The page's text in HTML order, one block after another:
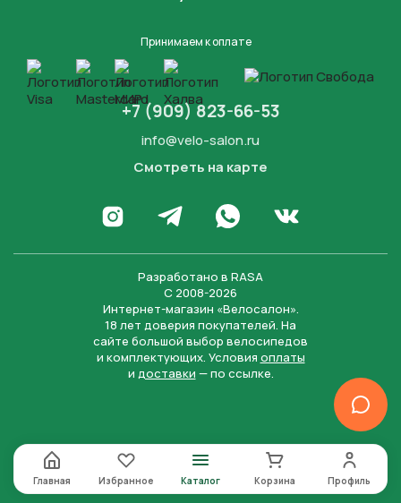
Принимаем к оплате
+7 (909) 823-66-53
info@velo-salon.ru
Смотреть на карте
Перейти в Инстаграм
Написать в Телеграм
Написать в WhatsApp
Перейти во
Разработано в RASA
С 2008-2026
Интернет-магазин «Велосалон».
18 лет доверия покупателей. На
сайте большой выбор велосипедов
и комплектующих. Условия оплаты
и доставки — по ссылке.
Главная Избранное Каталог Корзина Профиль
Нажимая на кнопку “Отправить заявку”, вы даете
согласие на обработку персональных данных и
соглашаетесь с политикой конфиденциальности